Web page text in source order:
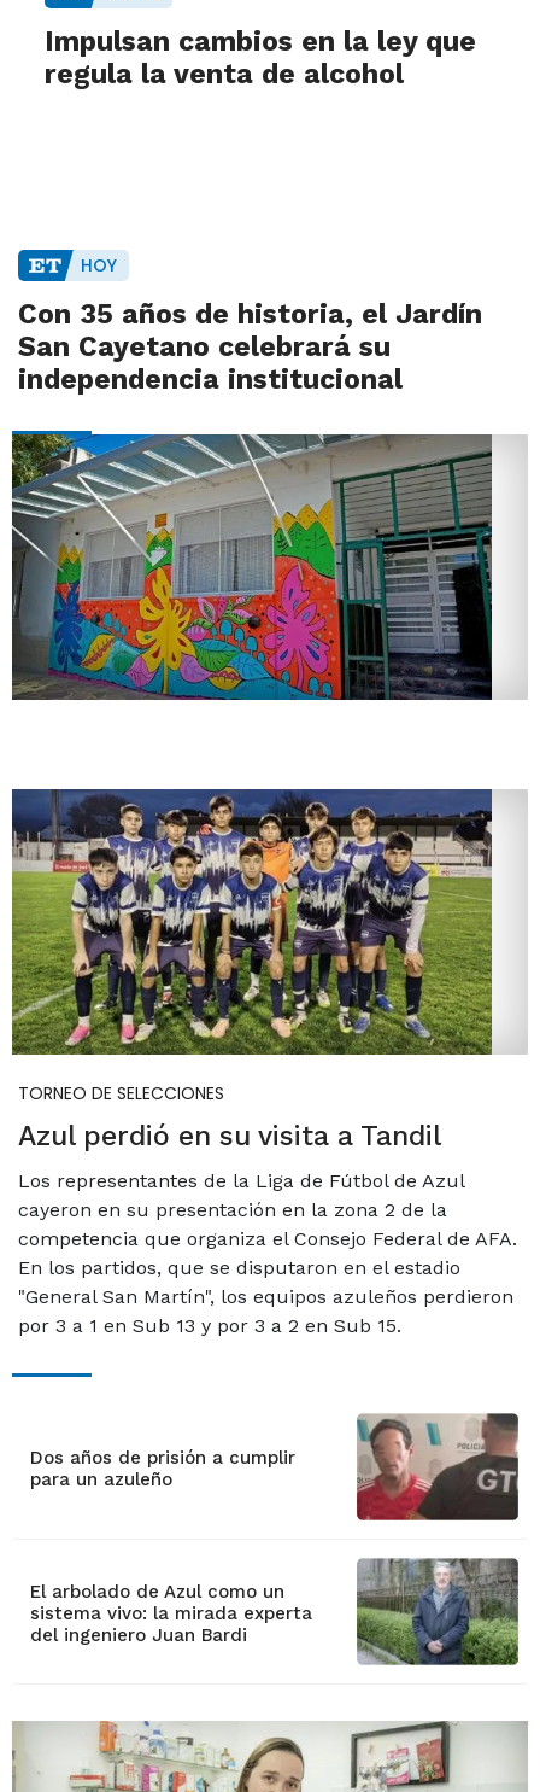
Impulsan cambios en la ley que
regula la venta de alcohol
HOY
Con 35 años de historia, el Jardín
San Cayetano celebrará su
independencia institucional
TORNEO DE SELECCIONES
Azul perdió en su visita a Tandil
Los representantes de la Liga de Fútbol de Azul
cayeron en su presentación en la zona 2 de la
competencia que organiza el Consejo Federal de AFA.
En los partidos, que se disputaron en el estadio
"General San Martín", los equipos azuleños perdieron
por 3 a 1 en Sub 13 y por 3 a 2 en Sub 15.
Dos años de prisión a cumplir
para un azuleño
El arbolado de Azul como un
sistema vivo: la mirada experta
del ingeniero Juan Bardi